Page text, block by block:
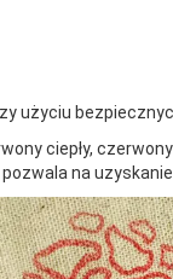
użyciu
ciepły,
na